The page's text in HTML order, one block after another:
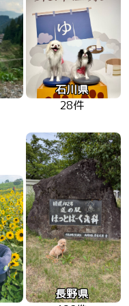
石川県
28件
長野県